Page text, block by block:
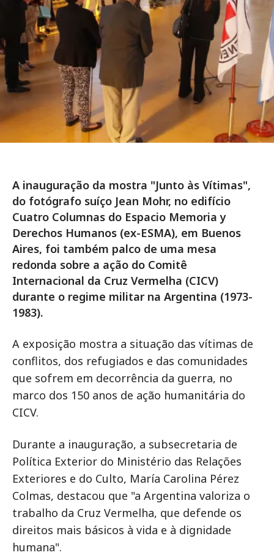
A inauguração da mostra "Junto às Vítimas",
do fotógrafo suíço Jean Mohr, no edifício
Cuatro Columnas do Espacio Memoria y
Derechos Humanos (ex-ESMA), em Buenos
Aires, foi também palco de uma mesa
redonda sobre a ação do Comitê
Internacional da Cruz Vermelha (CICV)
durante o regime militar na Argentina (1973-
1983).
A exposição mostra a situação das vítimas de
conflitos, dos refugiados e das comunidades
que sofrem em decorrência da guerra, no
marco dos 150 anos de ação humanitária do
CICV.
Durante a inauguração, a subsecretaria de
Política Exterior do Ministério das Relações
Exteriores e do Culto, María Carolina Pérez
Colmas, destacou que "a Argentina valoriza o
trabalho da Cruz Vermelha, que defende os
direitos mais básicos à vida e à dignidade
humana".